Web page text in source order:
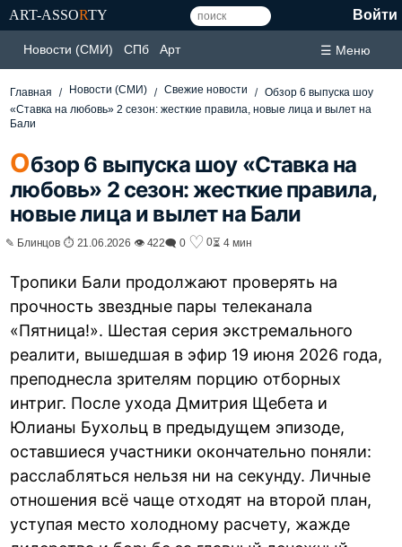
ART-ASSORTY Войти
Новости (СМИ) СПб Арт ☰ Меню
Главная Новости (СМИ) Свежие новости
Обзор 6 выпуска шоу
«Ставка на любовь» 2 сезон: жесткие правила, новые лица и вылет на
Бали
Обзор 6 выпуска шоу «Ставка на
любовь» 2 сезон: жесткие правила,
новые лица и вылет на Бали
✎ Блинцов ⏱ 21.06.2026 👁 422🗨 0 ♡ 0⏳ 4 мин
Тропики Бали продолжают проверять на
прочность звездные пары телеканала
«Пятница!». Шестая серия экстремального
реалити, вышедшая в эфир 19 июня 2026 года,
преподнесла зрителям порцию отборных
интриг. После ухода Дмитрия Щебета и
Юлианы Бухольц в предыдущем эпизоде,
оставшиеся участники окончательно поняли:
расслабляться нельзя ни на секунду. Личные
отношения всё чаще отходят на второй план,
уступая место холодному расчету, жажде